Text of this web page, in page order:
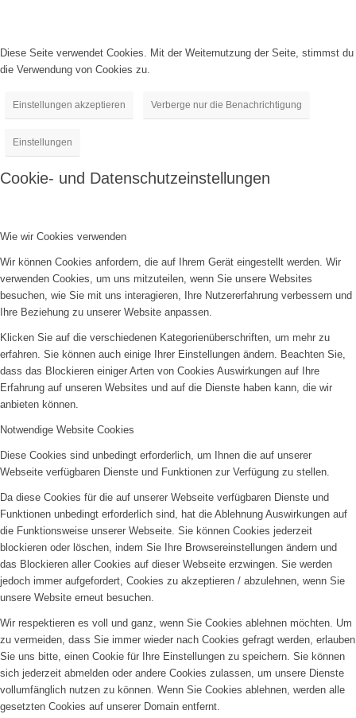
Diese Seite verwendet Cookies. Mit der Weiternutzung der Seite, stimmst du
die Verwendung von Cookies zu.
Einstellungen akzeptieren Verberge nur die Benachrichtigung
Einstellungen
Cookie- und Datenschutzeinstellungen
Wie wir Cookies verwenden
Wir können Cookies anfordern, die auf Ihrem Gerät eingestellt werden. Wir
verwenden Cookies, um uns mitzuteilen, wenn Sie unsere Websites
besuchen, wie Sie mit uns interagieren, Ihre Nutzererfahrung verbessern und
Ihre Beziehung zu unserer Website anpassen.
Klicken Sie auf die verschiedenen Kategorienüberschriften, um mehr zu
erfahren. Sie können auch einige Ihrer Einstellungen ändern. Beachten Sie,
dass das Blockieren einiger Arten von Cookies Auswirkungen auf Ihre
Erfahrung auf unseren Websites und auf die Dienste haben kann, die wir
anbieten können.
Notwendige Website Cookies
Diese Cookies sind unbedingt erforderlich, um Ihnen die auf unserer
Webseite verfügbaren Dienste und Funktionen zur Verfügung zu stellen.
Da diese Cookies für die auf unserer Webseite verfügbaren Dienste und
Funktionen unbedingt erforderlich sind, hat die Ablehnung Auswirkungen auf
die Funktionsweise unserer Webseite. Sie können Cookies jederzeit
blockieren oder löschen, indem Sie Ihre Browsereinstellungen ändern und
das Blockieren aller Cookies auf dieser Webseite erzwingen. Sie werden
jedoch immer aufgefordert, Cookies zu akzeptieren / abzulehnen, wenn Sie
unsere Website erneut besuchen.
Wir respektieren es voll und ganz, wenn Sie Cookies ablehnen möchten. Um
zu vermeiden, dass Sie immer wieder nach Cookies gefragt werden, erlauben
Sie uns bitte, einen Cookie für Ihre Einstellungen zu speichern. Sie können
sich jederzeit abmelden oder andere Cookies zulassen, um unsere Dienste
vollumfänglich nutzen zu können. Wenn Sie Cookies ablehnen, werden alle
gesetzten Cookies auf unserer Domain entfernt.